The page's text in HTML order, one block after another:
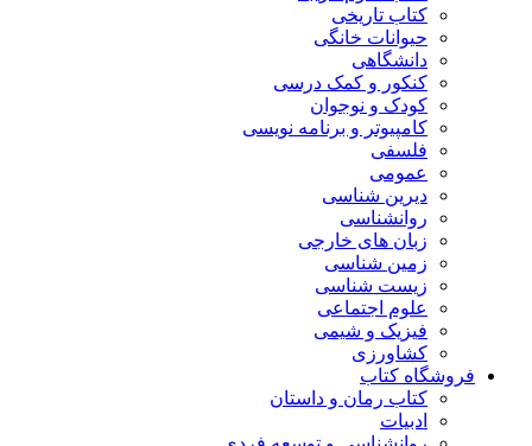
کتاب تاریخی
حیوانات خانگی
دانشگاهی
کنکور و کمک‌ درسی
کودک و نوجوان
کامپیوتر و برنامه نویسی
فلسفی
عمومی
دیرین شناسی
روانشناسی
زبان های خارجی
زمین شناسی
زیست شناسی
علوم اجتماعی
فیزیک و شیمی
کشاورزی
فروشگاه کتاب
کتاب رمان و داستان
ادبیات